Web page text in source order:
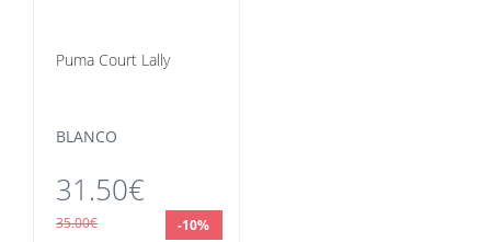
Puma Court Lally
BLANCO
31.50€
35.00€ -10%